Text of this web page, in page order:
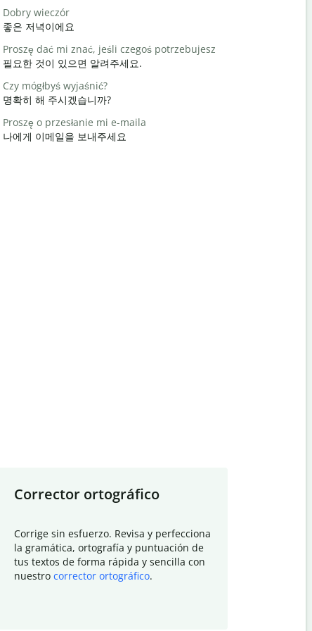
Dobry wieczór
좋은 저녁이에요
Proszę dać mi znać, jeśli czegoś potrzebujesz
필요한 것이 있으면 알려주세요.
Czy mógłbyś wyjaśnić?
명확히 해 주시겠습니까?
Proszę o przesłanie mi e-maila
나에게 이메일을 보내주세요
Corrector ortográfico
Corrige sin esfuerzo. Revisa y perfecciona
la gramática, ortografía y puntuación de
tus textos de forma rápida y sencilla con
nuestro corrector ortográfico.